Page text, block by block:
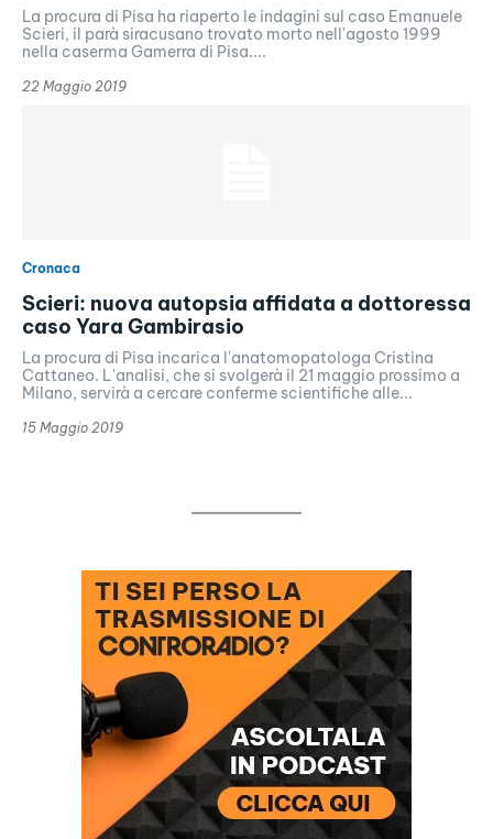
La procura di Pisa ha riaperto le indagini sul caso Emanuele
Scieri, il parà siracusano trovato morto nell'agosto 1999
nella caserma Gamerra di Pisa....
22 Maggio 2019
Cronaca
Scieri: nuova autopsia affidata a dottoressa
caso Yara Gambirasio
La procura di Pisa incarica l'anatomopatologa Cristina
Cattaneo. L'analisi, che si svolgerà il 21 maggio prossimo a
Milano, servirà a cercare conferme scientifiche alle...
15 Maggio 2019